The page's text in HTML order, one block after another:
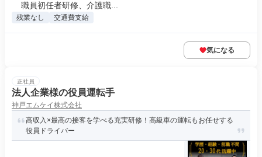
職員初任者研修、介護職...
残業なし 交通費支給
気になる
正社員
法人企業様の役員運転手
神戸エムケイ株式会社
高収入×最高の接客を学べる充実研修！高級車の運転もお任せする
役員ドライバー